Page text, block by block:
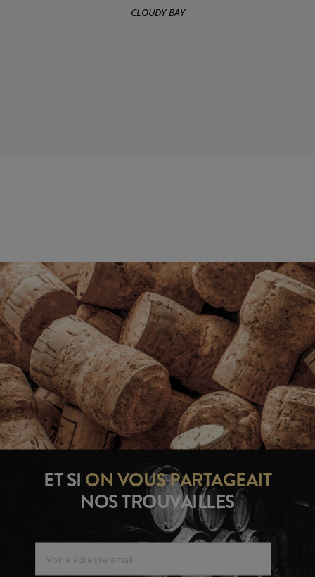
CLOUDY BAY
ET SI ON VOUSPARTAGEAIT
NOS TROUVAILLES